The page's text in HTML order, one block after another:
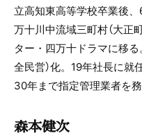
立高知東高等学校卒業後
万十川中流域三町村（大正
ター・四万十ドラマに移
全民営）化。19年社長に就
30年まで指定管理業者を
森本健次